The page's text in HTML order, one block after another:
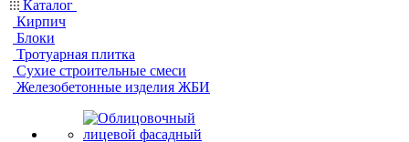
Каталог
Кирпич
Блоки
Тротуарная плитка
Сухие строительные смеси
Железобетонные изделия ЖБИ